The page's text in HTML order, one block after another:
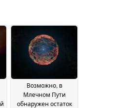
Возможно, в
Млечном Пути
обнаружен остаток